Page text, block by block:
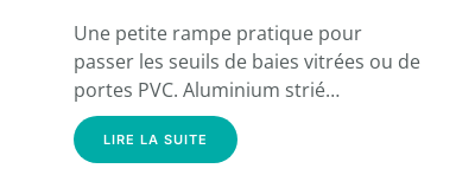
Une petite rampe pratique pour
passer les seuils de baies vitrées ou de
portes PVC. Aluminium strié…
LIRE LA SUITE